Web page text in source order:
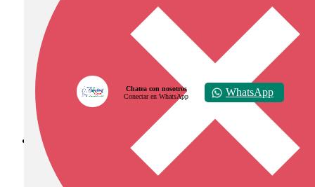
Diócesis de Zipaquirá
Chatea con nosotros
Conectar en WhatsApp
WhatsApp